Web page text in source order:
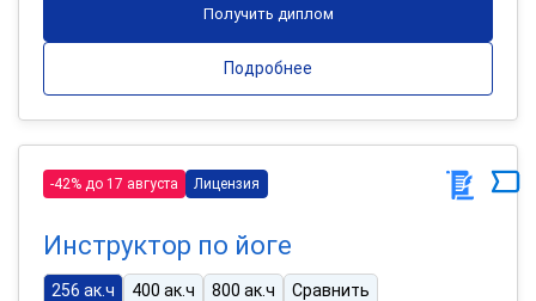
Получить диплом
Подробнее
-42% до 17 августа Лицензия
Инструктор по йоге
256 ак.ч 400 ак.ч 800 ак.ч Сравнить